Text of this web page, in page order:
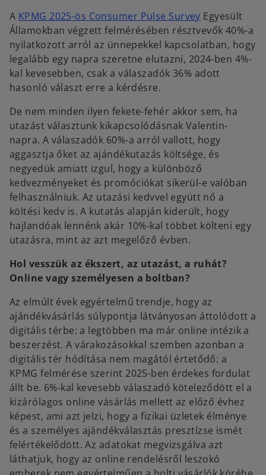
A KPMG 2025-ös Consumer Pulse Survey Egyesült
Államokban végzett felmérésében résztvevők 40%-a
nyilatkozott arról az ünnepekkel kapcsolatban, hogy
legalább egy napra szeretne elutazni, 2024-ben 4%-
kal kevesebben, csak a válaszadók 36% adott
hasonló választ erre a kérdésre.
De nem minden ilyen fekete-fehér akkor sem, ha
utazást választunk kikapcsolódásnak Valentin-
napra. A válaszadók 60%-a arról vallott, hogy
aggasztja őket az ajándékutazás költsége, és
negyedük amiatt izgul, hogy a különböző
kedvezményeket és promóciókat sikerül-e valóban
felhasználniuk. Az utazási kedvvel együtt nő a
költési kedv is. A kutatás alapján kiderült, hogy
hajlandóak lennénk akár 10%-kal többet költeni egy
utazásra, mint az azt megelőző évben.
Hol vesszük az ékszert, az utazást, a ruhát?
Online vagy személyesen a boltban?
Az elmúlt évek egyértelmű trendje, hogy az
ajándékvásárlás súlypontja látványosan áttolódott a
digitális térbe: a legtöbben ma már online intézik a
beszerzést. A várakozásokkal szemben azonban a
digitális tér hódítása nem magától értetődő: a
KPMG felmérése szerint 2025-ben érdekes fordulat
állt be. 6%-kal kevesebb válaszadó köteleződött el a
kizárólagos online vásárlás mellett az előző évhez
képest, ami azt jelzi, hogy a fizikai üzletek élménye
és a személyes ajándékválasztás presztízse ismét
felértékelődött. Az adatokat megvizsgálva azt
láthatjuk, hogy az online rendelésről leszokó